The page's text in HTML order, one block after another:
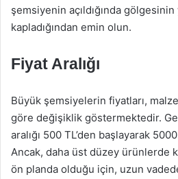
şemsiyenin açıldığında gölgesinin
kapladığından emin olun.
Fiyat Aralığı
Büyük şemsiyelerin fiyatları,
göre değişiklik göstermektedir.
aralığı 500 TL’den başlayarak
Ancak, daha üst düzey ürünlerde
ön planda olduğu için, uzun